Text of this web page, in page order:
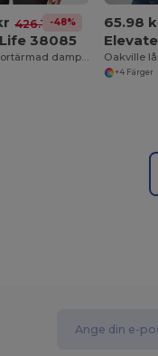
426.17 kr
-48%
38085
Markham kortärmad dampikétröja stretch
65.98
+4 Färger